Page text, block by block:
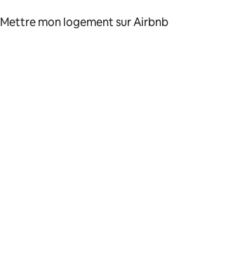
Mettre mon logement sur Airbnb